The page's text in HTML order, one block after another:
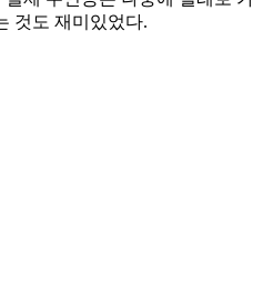
것도 재미있었다.